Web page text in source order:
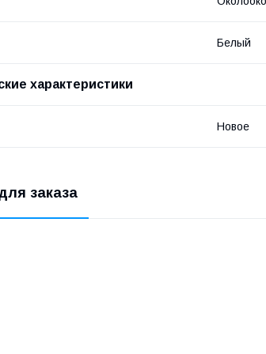
Белый
характеристики
Новое
заказа